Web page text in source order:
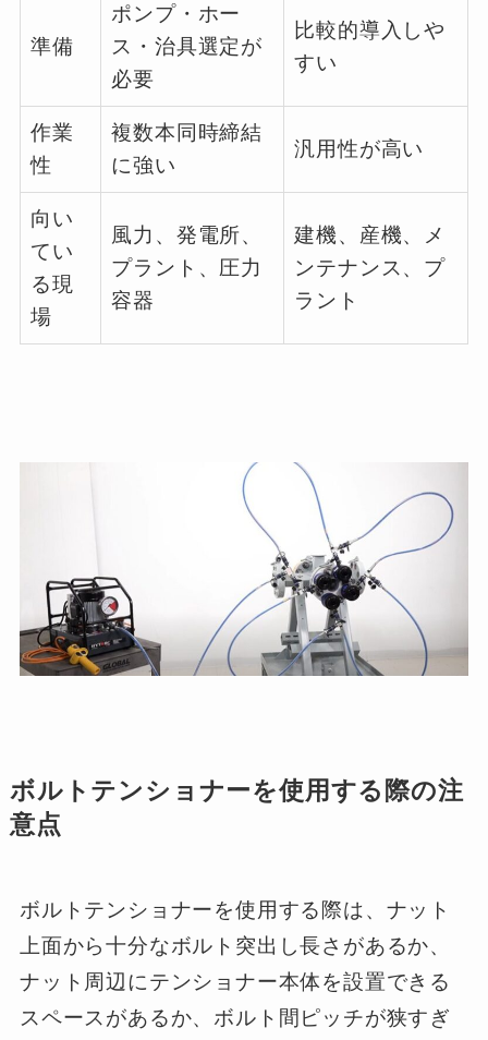
準備
ポンプ・ホー
ス・治具選定が
必要
比較的導入しや
すい
作業
性
複数本同時締結
に強い
汎用性が高い
向い
てい
る現
場
風力、発電所、
プラント、圧力
容器
建機、産機、メ
ンテナンス、プ
ラント
ボルトテンショナーを使用する際の注
意点
ボルトテンショナーを使用する際は、ナット
上面から十分なボルト突出し長さがあるか、
ナット周辺にテンショナー本体を設置できる
スペースがあるか、ボルト間ピッチが狭すぎ